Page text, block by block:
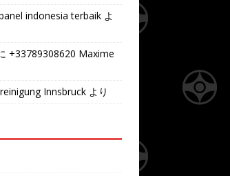
indonesia terbaikよ
+33789308620 Maxime
Innsbruckより